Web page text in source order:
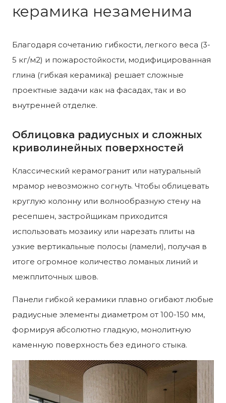
керамика незаменима
Благодаря сочетанию гибкости, легкого веса (3-
5 кг/м2) и пожаростойкости, модифицированная
глина (гибкая керамика) решает сложные
проектные задачи как на фасадах, так и во
внутренней отделке.
Облицовка радиусных и сложных
криволинейных поверхностей
Классический керамогранит или натуральный
мрамор невозможно согнуть. Чтобы облицевать
круглую колонну или волнообразную стену на
ресепшен, застройщикам приходится
использовать мозаику или нарезать плиты на
узкие вертикальные полосы (ламели), получая в
итоге огромное количество ломаных линий и
межплиточных швов.
Панели гибкой керамики плавно огибают любые
радиусные элементы диаметром от 100-150 мм,
формируя абсолютно гладкую, монолитную
каменную поверхность без единого стыка.